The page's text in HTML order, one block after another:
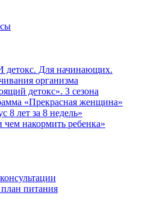
Для начинающих.
организма
детокс». 3 сезона
«Прекрасная женщина»
8 лет за 8 недель»
накормить ребенка»
питания